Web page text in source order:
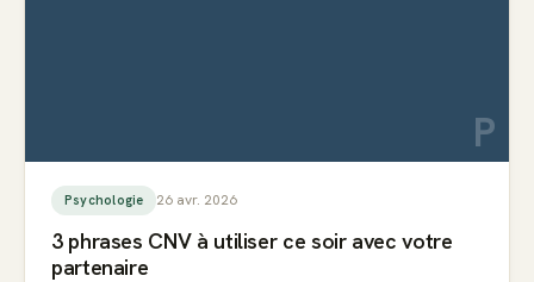
P
Psychologie 26 avr. 2026
3 phrases CNV à utiliser ce soir avec votre
partenaire